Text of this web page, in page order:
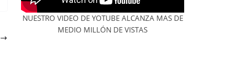
NUESTRO VIDEO DE YOTUBE ALCANZA MAS DE
MEDIO MILLÓN DE VISTAS